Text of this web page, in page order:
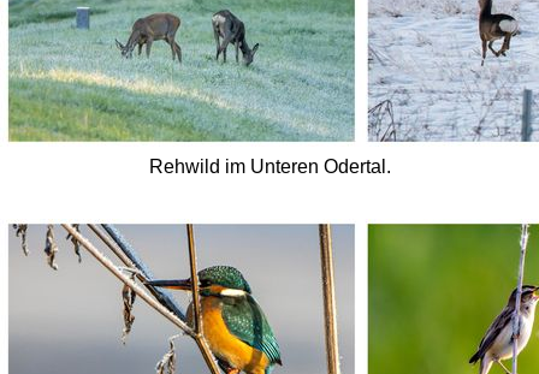
Rehwild im Unteren Odertal.